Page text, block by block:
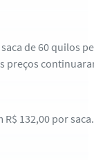
de 60 quilos
132,00 por